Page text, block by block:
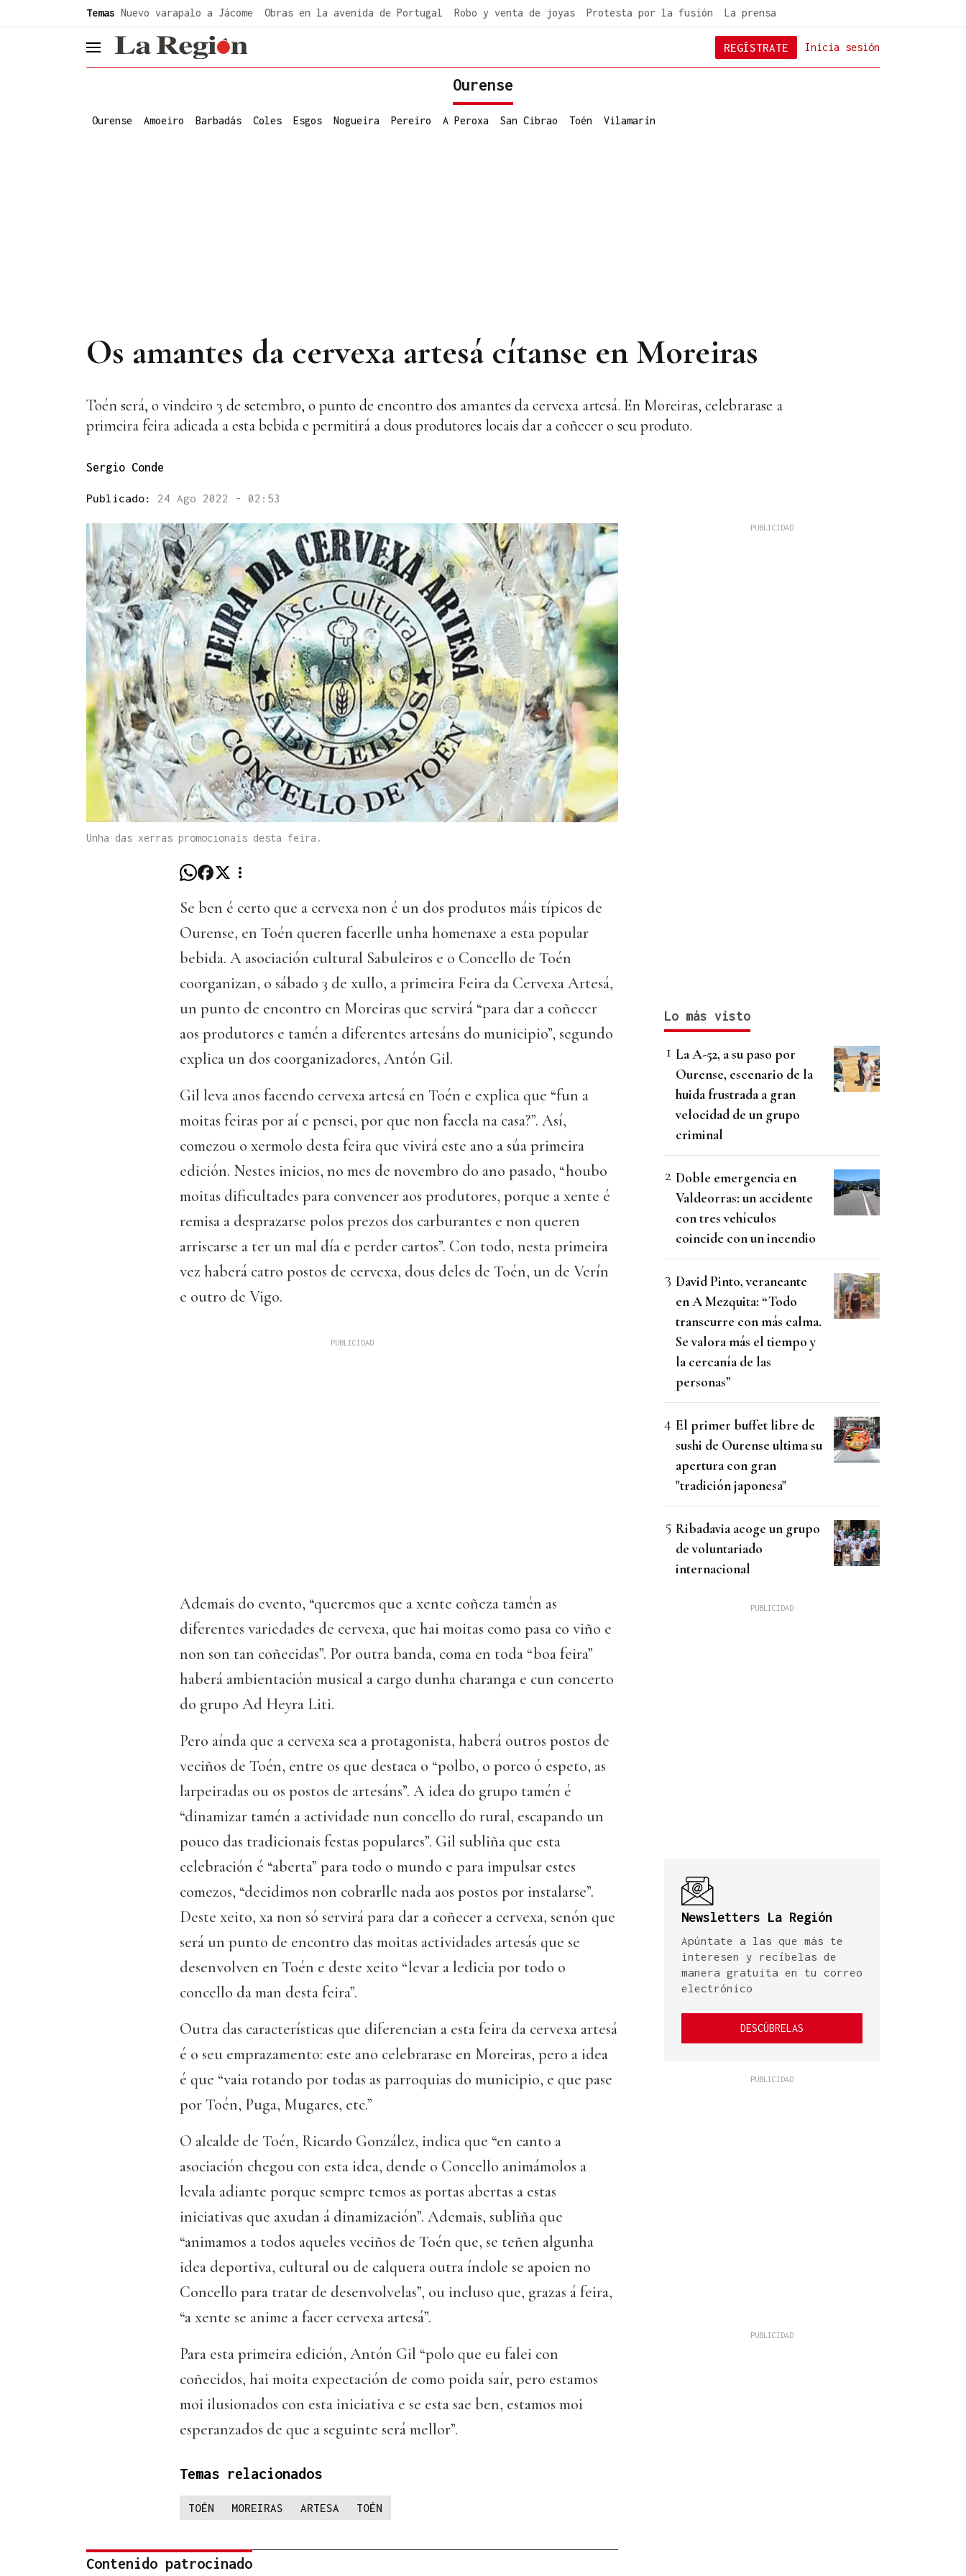
Temas Nuevo varapalo a Jácome Obras en la avenida de Portugal Robo y venta de joyas Protesta por la fusión La prensa
header.menu.open Inicia sesión
REGÍSTRATE
Ourense
Ourense Amoeiro Barbadás Coles Esgos Nogueira Pereiro A Peroxa San Cibrao Toén Vilamarín
Os amantes da cervexa artesá cítanse en Moreiras
Toén será, o vindeiro 3 de setembro, o punto de encontro dos amantes da cervexa artesá. En Moreiras, celebrarase a
primeira feira adicada a esta bebida e permitirá a dous produtores locais dar a coñecer o seu produto.
Sergio Conde
Publicado: 24 Ago 2022 - 02:53
Unha das xerras promocionais desta feira.
Se ben é certo que a cervexa non é un dos produtos máis típicos de
Ourense, en Toén queren facerlle unha homenaxe a esta popular
bebida. A asociación cultural Sabuleiros e o Concello de Toén
coorganizan, o sábado 3 de xullo, a primeira Feira da Cervexa Artesá,
un punto de encontro en Moreiras que servirá “para dar a coñecer
aos produtores e tamén a diferentes artesáns do municipio”, segundo
explica un dos coorganizadores, Antón Gil.
Gil leva anos facendo cervexa artesá en Toén e explica que “fun a
moitas feiras por aí e pensei, por que non facela na casa?”. Así,
comezou o xermolo desta feira que vivirá este ano a súa primeira
edición. Nestes inicios, no mes de novembro do ano pasado, “houbo
moitas dificultades para convencer aos produtores, porque a xente é
remisa a desprazarse polos prezos dos carburantes e non queren
arriscarse a ter un mal día e perder cartos”. Con todo, nesta primeira
vez haberá catro postos de cervexa, dous deles de Toén, un de Verín
e outro de Vigo.
Ademais do evento, “queremos que a xente coñeza tamén as
diferentes variedades de cervexa, que hai moitas como pasa co viño e
non son tan coñecidas”. Por outra banda, coma en toda “boa feira”
haberá ambientación musical a cargo dunha charanga e cun concerto
do grupo Ad Heyra Liti.
Pero aínda que a cervexa sea a protagonista, haberá outros postos de
veciños de Toén, entre os que destaca o “polbo, o porco ó espeto, as
larpeiradas ou os postos de artesáns”. A idea do grupo tamén é
“dinamizar tamén a actividade nun concello do rural, escapando un
pouco das tradicionais festas populares”. Gil subliña que esta
celebración é “aberta” para todo o mundo e para impulsar estes
comezos, “decidimos non cobrarlle nada aos postos por instalarse”.
Deste xeito, xa non só servirá para dar a coñecer a cervexa, senón que
será un punto de encontro das moitas actividades artesás que se
desenvolven en Toén e deste xeito “levar a ledicia por todo o
concello da man desta feira”.
Outra das características que diferencian a esta feira da cervexa artesá
é o seu emprazamento: este ano celebrarase en Moreiras, pero a idea
é que “vaia rotando por todas as parroquias do municipio, e que pase
por Toén, Puga, Mugares, etc.”
O alcalde de Toén, Ricardo González, indica que “en canto a
asociación chegou con esta idea, dende o Concello animámolos a
levala adiante porque sempre temos as portas abertas a estas
iniciativas que axudan á dinamización”. Ademais, subliña que
“animamos a todos aqueles veciños de Toén que, se teñen algunha
idea deportiva, cultural ou de calquera outra índole se apoien no
Concello para tratar de desenvolvelas”, ou incluso que, grazas á feira,
“a xente se anime a facer cervexa artesá”.
Para esta primeira edición, Antón Gil “polo que eu falei con
coñecidos, hai moita expectación de como poida saír, pero estamos
moi ilusionados con esta iniciativa e se esta sae ben, estamos moi
esperanzados de que a seguinte será mellor”.
Temas relacionados
TOÉN MOREIRAS ARTESA TOÉN
Contenido patrocinado
Lo más visto
La A-52, a su paso por
Ourense, escenario de la
huida frustrada a gran
velocidad de un grupo
criminal
Doble emergencia en
Valdeorras: un accidente
con tres vehículos
coincide con un incendio
David Pinto, veraneante
en A Mezquita: “Todo
transcurre con más calma.
Se valora más el tiempo y
la cercanía de las
personas”
El primer buffet libre de
sushi de Ourense ultima su
apertura con gran
"tradición japonesa"
Ribadavia acoge un grupo
de voluntariado
internacional
Newsletters La Región
Apúntate a las que más te
interesen y recíbelas de
manera gratuita en tu correo
electrónico
DESCÚBRELAS